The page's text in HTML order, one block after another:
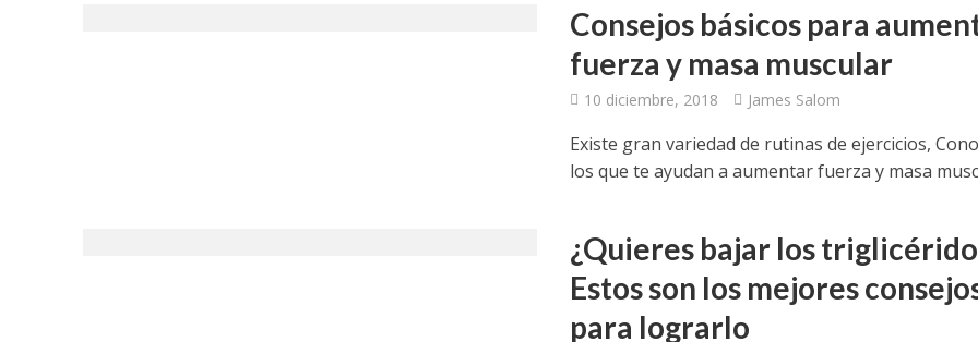
Consejos básicos para
fuerza y masa muscular
10 diciembre, 2018 James Salom
Existe gran variedad de rutinas de ejercicios,
los que te ayudan a aumentar fuerza y masa
¿Quieres bajar los
Estos son los mejores
para lograrlo